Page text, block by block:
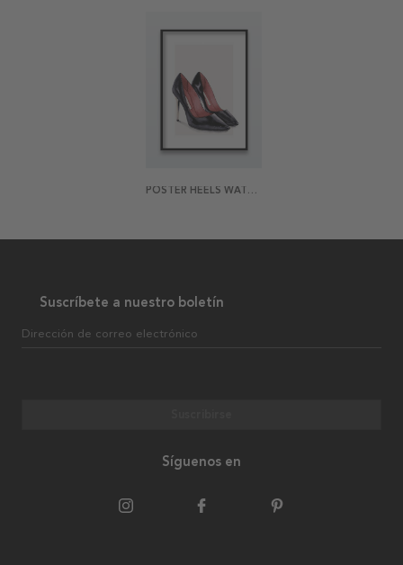
POSTER HEELS WATERCOLOR
Suscríbete a nuestro boletín
Dirección de correo electrónico
Síguenos en